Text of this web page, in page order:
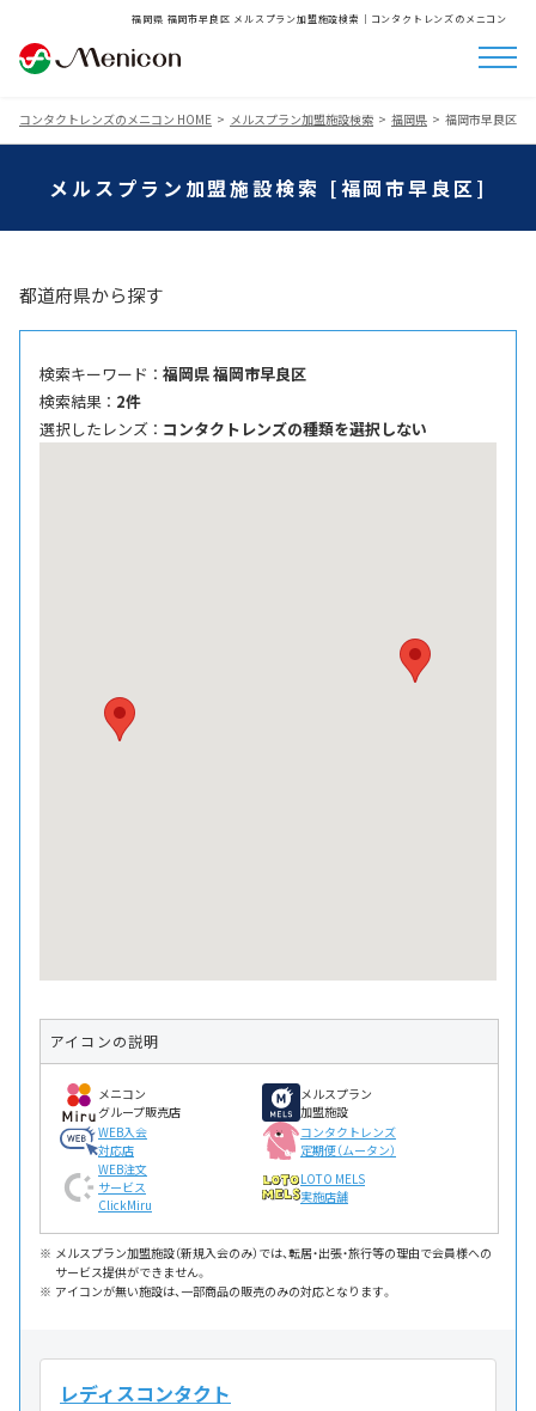
福岡県 福岡市早良区 メルスプラン加盟施設検索│コンタクトレンズのメニコン
コンタクトレンズのメニコン HOME メルスプラン加盟施設検索 福岡県 福岡市早良区
メルスプラン加盟施設検索 [福岡市早良区]
都道府県から探す
検索キーワード ： 福岡県 福岡市早良区
検索結果 ： 2件
選択したレンズ ： コンタクトレンズの種類を選択しない
アイコンの説明
メニコン
グループ販売店
メルスプラン
加盟施設
WEB入会
対応店
コンタクトレンズ
定期便（ムータン）
WEB注文
サービス
ClickMiru
LOTO MELS
実施店舗
メルスプラン加盟施設（新規入会のみ）では、転居・出張・旅行等の理由で会員様への
サービス提供ができません。
アイコンが無い施設は、一部商品の販売のみの対応となります。
レディスコンタクト